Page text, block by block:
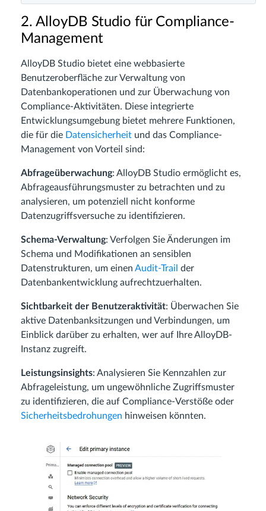
2. AlloyDB Studio für Compliance-
Management
AlloyDB Studio bietet eine webbasierte
Benutzeroberfläche zur Verwaltung von
Datenbankoperationen und zur Überwachung von
Compliance-Aktivitäten. Diese integrierte
Entwicklungsumgebung bietet mehrere Funktionen,
die für die Datensicherheit und das Compliance-
Management von Vorteil sind:
Abfrageüberwachung: AlloyDB Studio ermöglicht es,
Abfrageausführungsmuster zu betrachten und zu
analysieren, um potenziell nicht konforme
Datenzugriffsversuche zu identifizieren.
Schema-Verwaltung: Verfolgen Sie Änderungen im
Schema und Modifikationen an sensiblen
Datenstrukturen, um einen Audit-Trail der
Datenbankentwicklung aufrechtzuerhalten.
Sichtbarkeit der Benutzeraktivität: Überwachen Sie
aktive Datenbanksitzungen und Verbindungen, um
Einblick darüber zu erhalten, wer auf Ihre AlloyDB-
Instanz zugreift.
Leistungsinsights: Analysieren Sie Kennzahlen zur
Abfrageleistung, um ungewöhnliche Zugriffsmuster
zu identifizieren, die auf Compliance-Verstöße oder
Sicherheitsbedrohungen hinweisen könnten.